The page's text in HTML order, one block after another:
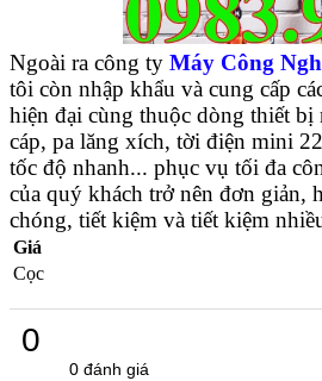
Ngoài ra công ty Máy Công
tôi còn nhập khẩu và cung cấp
hiện đại cùng thuộc dòng thiết bị
cáp, pa lăng xích, tời điện mini
tốc độ nhanh... phục vụ tối đa
của quý khách trở nên đơn giản,
chóng, tiết kiệm và tiết kiệm
Giá
Cọc
0
0 đánh giá